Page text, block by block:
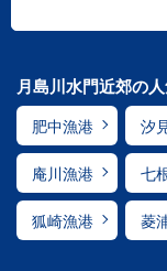
月島川水門近郊の
肥中漁港 汐
庵川漁港 七
狐崎漁港 菱